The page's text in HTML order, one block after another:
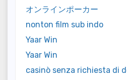
オンラインポーカー
nonton film sub indo
Yaar Win
Yaar Win
casinò senza richiesta di